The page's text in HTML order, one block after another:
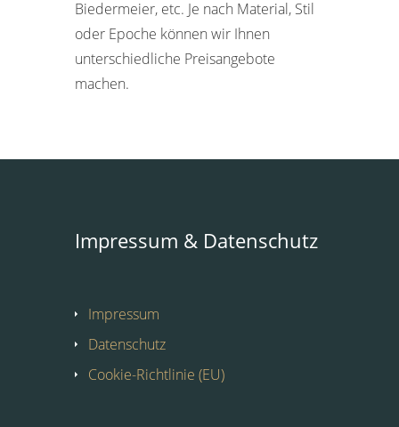
Biedermeier, etc. Je nach Material, Stil
oder Epoche können wir Ihnen
unterschiedliche Preisangebote
machen.
Impressum & Datenschutz
Impressum
Datenschutz
Cookie-Richtlinie (EU)